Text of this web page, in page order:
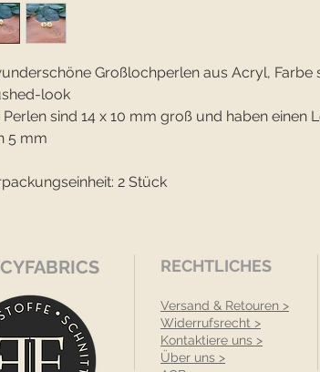
Großlochperlen aus Acryl, Farbe
look
Perlen sind 14 x 10 mm groß und haben einen
5 mm
2 Stück
RECHTLICHES
Versand & Retouren >
Widerrufsrecht >
Kontaktiere uns >
Über uns >